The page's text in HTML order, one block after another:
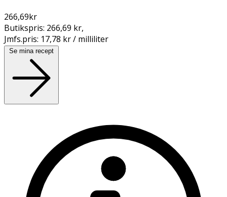
266,69kr
Butikspris: 266,69 kr,
Jmfs.pris: 17,78 kr / milliliter
Se mina recept